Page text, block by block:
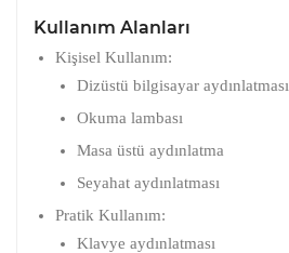
Kullanım Alanları
Kişisel Kullanım:
Dizüstü bilgisayar aydınlatması
Okuma lambası
Masa üstü aydınlatma
Seyahat aydınlatması
Pratik Kullanım:
Klavye aydınlatması